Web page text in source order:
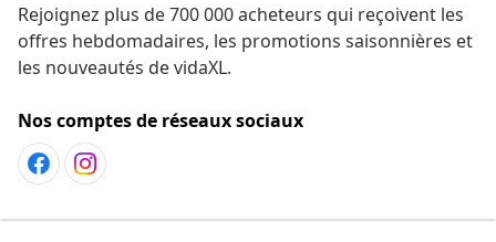
Rejoignez plus de 700 000 acheteurs qui reçoivent les
offres hebdomadaires, les promotions saisonnières et
les nouveautés de vidaXL.
Nos comptes de réseaux sociaux